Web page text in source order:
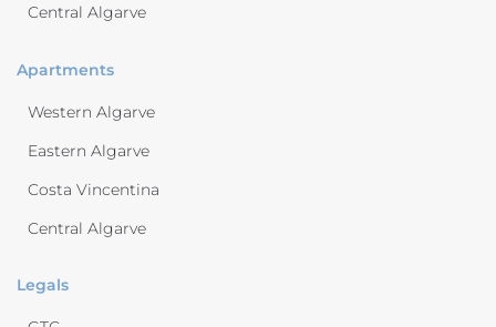
Central Algarve
Apartments
Western Algarve
Eastern Algarve
Costa Vincentina
Central Algarve
Legals